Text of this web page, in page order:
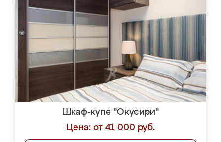
Шкаф-купе "Окусири"
Цена: от 41 000 руб.